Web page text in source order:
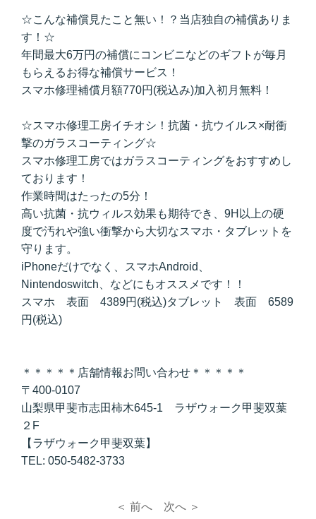
☆こんな補償見たこと無い！？当店独自の補償ありま
す！☆
年間最大6万円の補償にコンビニなどのギフトが毎月
もらえるお得な補償サービス！
スマホ修理補償月額770円(税込み)加入初月無料！
☆スマホ修理工房イチオシ！抗菌・抗ウイルス×耐衝
撃のガラスコーティング☆
スマホ修理工房ではガラスコーティングをおすすめし
ております！
作業時間はたったの5分！
高い抗菌・抗ウィルス効果も期待でき、9H以上の硬
度で汚れや強い衝撃から大切なスマホ・タブレットを
守ります。
iPhoneだけでなく、スマホAndroid、
Nintendoswitch、などにもオススメです！！
スマホ 表面 4389円(税込)タブレット 表面 6589
円(税込)
＊＊＊＊＊店舗情報お問い合わせ＊＊＊＊＊
〒400-0107
山梨県甲斐市志田柿木645-1 ラザウォーク甲斐双葉
２F
【ラザウォーク甲斐双葉】
TEL: 050-5482-3733
＜ 前へ 次へ ＞